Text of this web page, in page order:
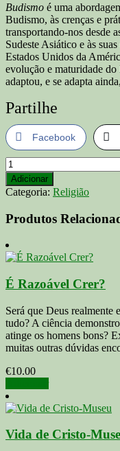
Budismo é uma
Budismo, às crenças e
transportando-nos desde
Sudeste Asiático e às
Estados Unidos da
evolução e maturidade
adaptou, e se adapta
Partilhe
Facebook
Quantidade
de
Budismo
de
Bradley
K.
Adicionar
Categoria: Religião
Produtos
É Razoável Crer?
Será que Deus realmente
tudo? A ciência
atinge os homens bons?
muitas outras dúvidas
€10.00
Vida de Cristo-